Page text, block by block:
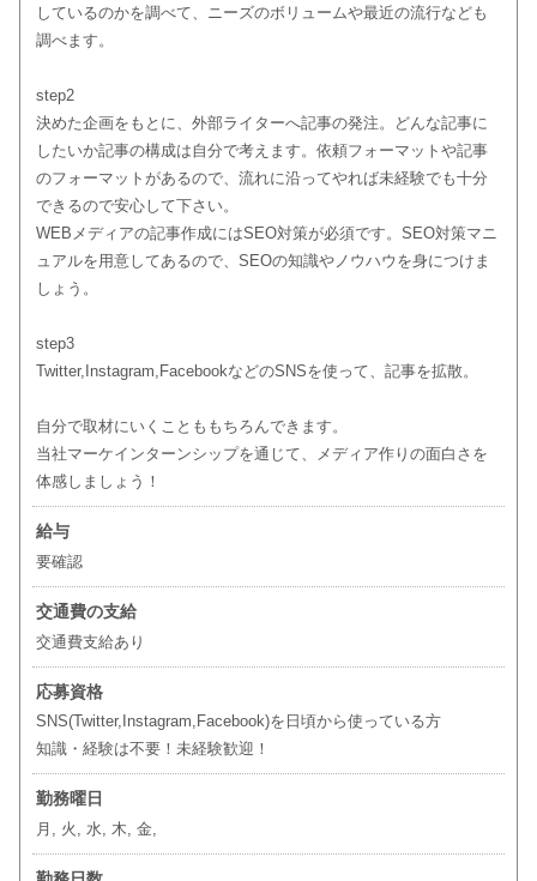
しているのかを調べて、ニーズのボリュームや最近の流行なども
調べます。
step2
決めた企画をもとに、外部ライターへ記事の発注。どんな記事に
したいか記事の構成は自分で考えます。依頼フォーマットや記事
のフォーマットがあるので、流れに沿ってやれば未経験でも十分
できるので安心して下さい。
WEBメディアの記事作成にはSEO対策が必須です。SEO対策マニ
ュアルを用意してあるので、SEOの知識やノウハウを身につけま
しょう。
step3
Twitter,Instagram,FacebookなどのSNSを使って、記事を拡散。
自分で取材にいくことももちろんできます。
当社マーケインターンシップを通じて、メディア作りの面白さを
体感しましょう！
給与
要確認
交通費の支給
交通費支給あり
応募資格
SNS(Twitter,Instagram,Facebook)を日頃から使っている方
知識・経験は不要！未経験歓迎！
勤務曜日
月, 火, 水, 木, 金,